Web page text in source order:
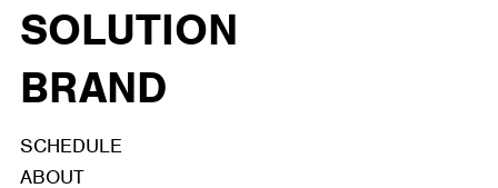
SOLUTION
BRAND
SCHEDULE
ABOUT